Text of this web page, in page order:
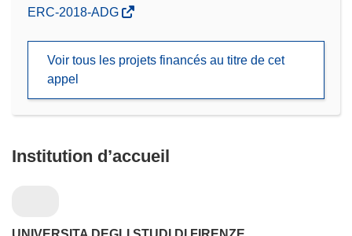
(s’ouvre
nouvelle
fenêtre)
ERC-2018-ADG
Voir tous les projets financés au titre de cet
appel
Institution d’accueil